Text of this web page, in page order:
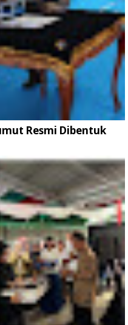
Resmi Dibentuk